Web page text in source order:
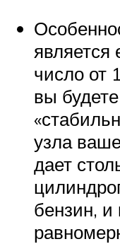
является
число от
вы
узла
дает
бензин, и